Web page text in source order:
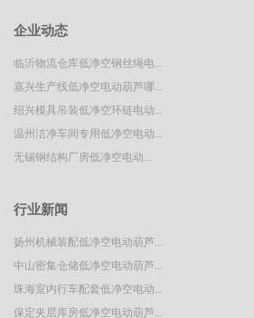
企业动态
临沂物流仓库低净空钢丝绳电...
嘉兴生产线低净空电动葫芦哪...
绍兴模具吊装低净空环链电动...
温州洁净车间专用低净空电动...
​无锡钢结构厂房低净空电动...
行业新闻
扬州机械装配低净空电动葫芦...
中山密集仓储低净空电动葫芦...
珠海室内行车配套低净空电动...
保定夹层库房低净空电动葫芦...